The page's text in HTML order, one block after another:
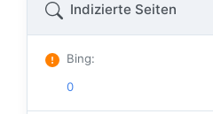
Indizierte Seiten
Bing:
0